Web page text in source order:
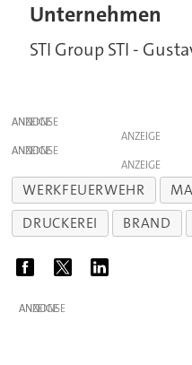
Unternehmen
STI Group STI -
ANZEIGE
ANZEIGE
ANZEIGE
ANZEIGE
WERKFEUERWEHR
DRUCKEREI
BRAND
ANZEIGE